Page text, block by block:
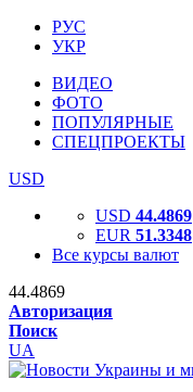
РУС
УКР
ВИДЕО
ФОТО
ПОПУЛЯРНЫЕ
СПЕЦПРОЕКТЫ
USD
USD 44.4869
EUR 51.3348
Все курсы валют
44.4869
Авторизация
Поиск
UA